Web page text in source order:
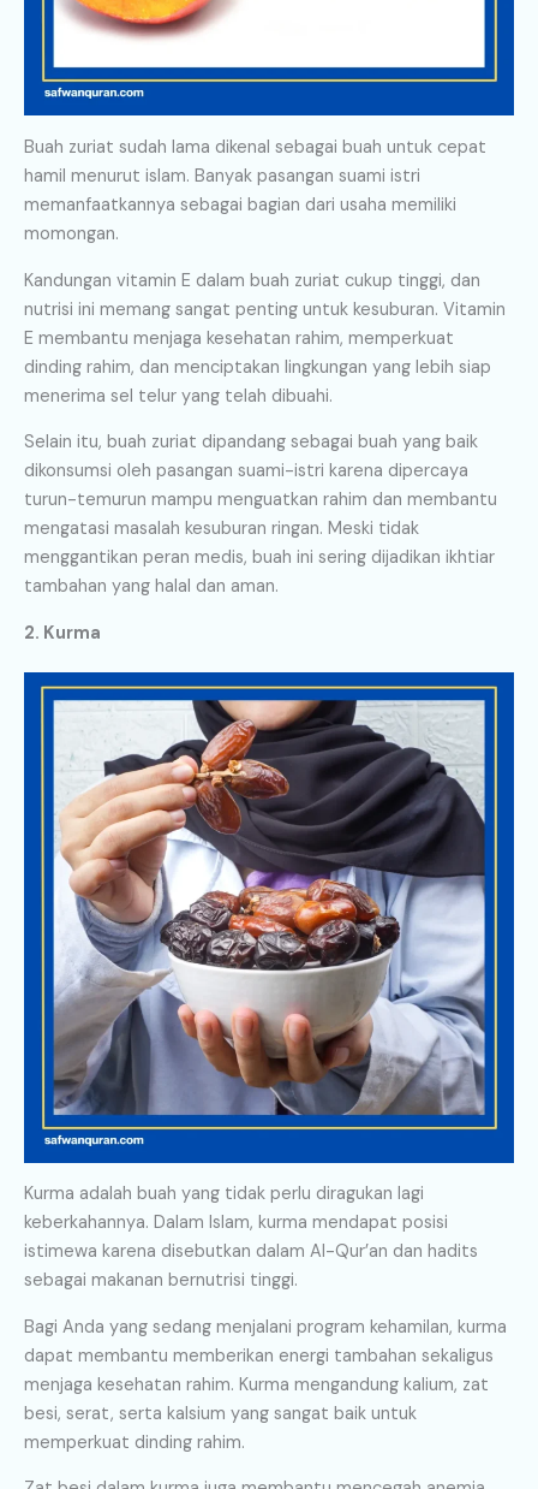
Buah zuriat sudah lama dikenal sebagai buah untuk cepat
hamil menurut islam. Banyak pasangan suami istri
memanfaatkannya sebagai bagian dari usaha memiliki
momongan.
Kandungan vitamin E dalam buah zuriat cukup tinggi, dan
nutrisi ini memang sangat penting untuk kesuburan. Vitamin
E membantu menjaga kesehatan rahim, memperkuat
dinding rahim, dan menciptakan lingkungan yang lebih siap
menerima sel telur yang telah dibuahi.
Selain itu, buah zuriat dipandang sebagai buah yang baik
dikonsumsi oleh pasangan suami-istri karena dipercaya
turun-temurun mampu menguatkan rahim dan membantu
mengatasi masalah kesuburan ringan. Meski tidak
menggantikan peran medis, buah ini sering dijadikan ikhtiar
tambahan yang halal dan aman.
2. Kurma
Kurma adalah buah yang tidak perlu diragukan lagi
keberkahannya. Dalam Islam, kurma mendapat posisi
istimewa karena disebutkan dalam Al-Qur’an dan hadits
sebagai makanan bernutrisi tinggi.
Bagi Anda yang sedang menjalani program kehamilan, kurma
dapat membantu memberikan energi tambahan sekaligus
menjaga kesehatan rahim. Kurma mengandung kalium, zat
besi, serat, serta kalsium yang sangat baik untuk
memperkuat dinding rahim.